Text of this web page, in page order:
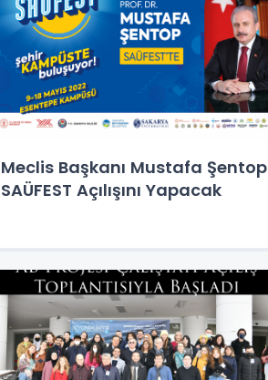
Meclis Başkanı Mustafa Şentop
SAÜFEST Açılışını Yapacak